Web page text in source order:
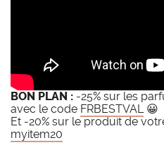
BON PLAN : -25% sur les
avec le code FRBESTVAL😀
Et -20% sur le produit de
myitem20